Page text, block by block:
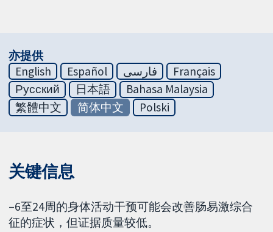
亦提供
English
Español فارسی
Français
Русский
日本語
Bahasa Malaysia
繁體中文
简体中文 Polski
关键信息
–6至24周的身体活动干预可能会改善肠易激综合
征的症状，但证据质量较低。